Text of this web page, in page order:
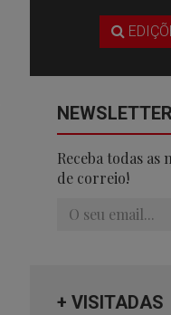
NEWSLETTER
Receba todas as
de correio!
+ VISITADAS